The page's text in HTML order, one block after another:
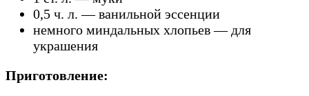
0,5 ч. л. — ванильной эссенции
немного миндальных хлопьев — для
украшения
Приготовление: